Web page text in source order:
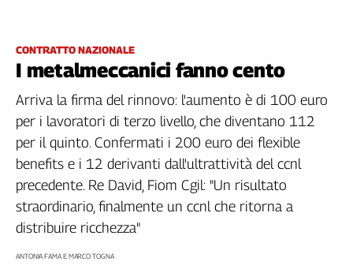
Fiom
Fisac
Flai
Flc
Fp
Nidil
Slc
Spi
CONTRATTO NAZIONALE
I metalmeccanici fanno cento
Arriva la firma del rinnovo: l'aumento è di 100 euro
per i lavoratori di terzo livello, che diventano 112
per il quinto. Confermati i 200 euro dei flexible
benefits e i 12 derivanti dall'ultrattività del ccnl
precedente. Re David, Fiom Cgil: "Un risultato
straordinario, finalmente un ccnl che ritorna a
distribuire ricchezza"
ANTONIA FAMA E MARCO TOGNA